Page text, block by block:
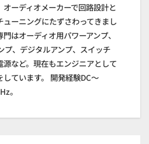
オーディオメーカーで回路設計と
ューニングにたずさわってきまし
門はオーディオ用パワーアンプ、
プ、デジタルアンプ、スイッチ
源など。現在もエンジニアとして
しています。 開発経験DC～
。